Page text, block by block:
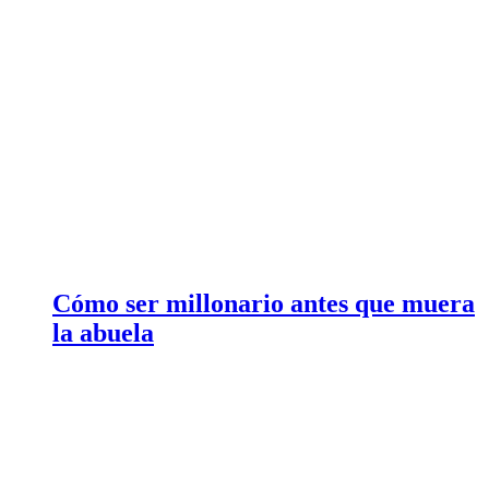
Cómo ser millonario antes que muera
la abuela